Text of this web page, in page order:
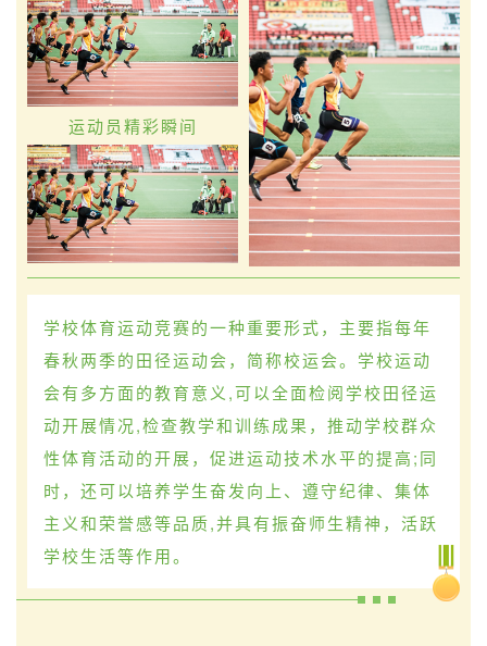
运动员精彩瞬间
学校体育运动竞赛的一种重要形式，主要指每年
春秋两季的田径运动会，简称校运会。学校运动
会有多方面的教育意义,可以全面检阅学校田径运
动开展情况,检查教学和训练成果，推动学校群众
性体育活动的开展，促进运动技术水平的提高;同
时，还可以培养学生奋发向上、遵守纪律、集体
主义和荣誉感等品质,并具有振奋师生精神，活跃
学校生活等作用。